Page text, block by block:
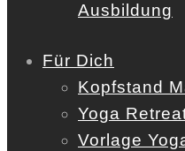
Ausbildung
Für Dich
Kopfstand
Yoga
Vorlage